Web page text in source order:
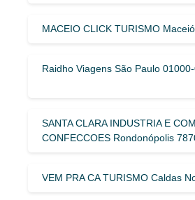
MACEIO CLICK TURISMO
Raidho Viagens São Paulo
SANTA CLARA INDUSTRIA E
CONFECCOES Rondonópolis
VEM PRA CA TURISMO Caldas